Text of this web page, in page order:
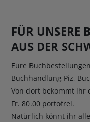
FÜR UNSERE
AUS DER
Eure
Buchhandlung Piz,
Von dort bekommt ihr
Fr. 80.00 portofrei.
Natürlich könnt ihr